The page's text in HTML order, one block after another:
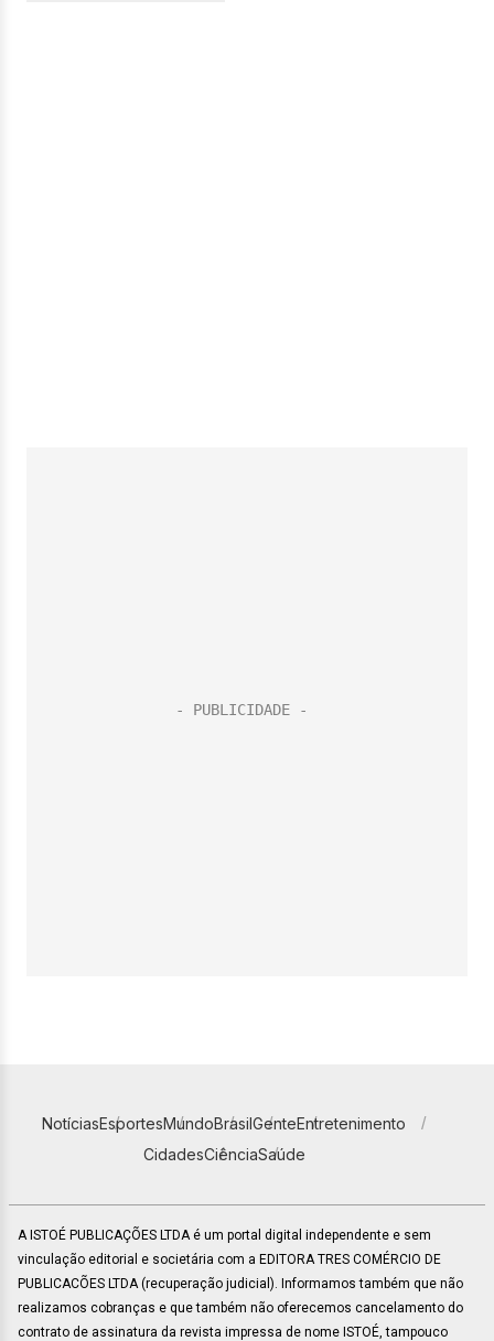
NotíciasEsportesMundoBrasilGenteEntretenimento
CidadesCiênciaSaúde
A ISTOÉ PUBLICAÇÕES LTDA é um portal digital independente e sem
vinculação editorial e societária com a EDITORA TRES COMÉRCIO DE
PUBLICACÕES LTDA (recuperação judicial). Informamos também que não
realizamos cobranças e que também não oferecemos cancelamento do
contrato de assinatura da revista impressa de nome ISTOÉ, tampouco